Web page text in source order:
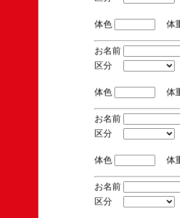
(手
体色
体
お名前
区分
(手
体色
体
お名前
区分
(手
体色
体
お名前
区分
(手